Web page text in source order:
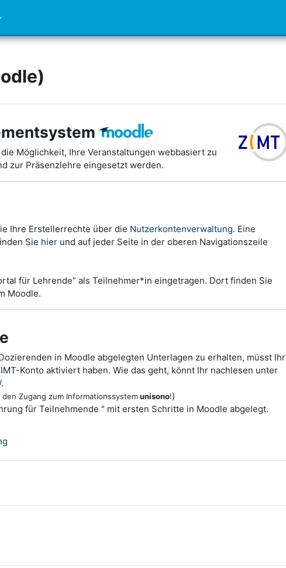
Möglichkeit, Ihre Veranstaltungen webbasiert zu
zur Präsenzlehre eingesetzt werden.
Ihre Erstellerrechte über die Nutzerkontenverwaltung. Eine
Sie hier und auf jeder Seite in der oberen Navigationszeile
für Lehrende“ als Teilnehmer*in eingetragen. Dort finden Sie
Moodle.
in Moodle abgelegten Unterlagen zu erhalten, müsst Ihr
Konto aktiviert haben. Wie das geht, könnt Ihr nachlesen unter
.
Zugang zum Informationssystemunisono!)
für Teilnehmende " mit ersten Schritte in Moodle abgelegt.